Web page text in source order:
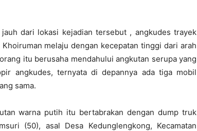
dari lokasi kejadian tersebut , angkudes trayek
melaju dengan kecepatan tinggi dari arah
itu berusaha mendahului angkutan serupa yang
angkudes, ternyata di depannya ada tiga mobil
sama.
warna putih itu bertabrakan dengan dump truk
(50), asal Desa Kedunglengkong, Kecamatan